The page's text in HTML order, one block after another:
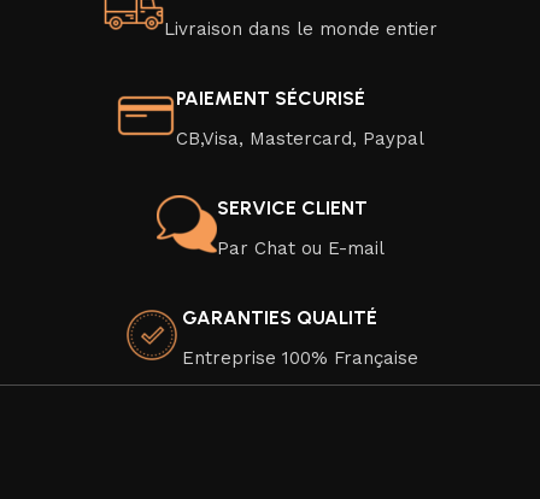
Nos affiches se déclinent dans une palette de couleurs
vibrantes ou en noir et blanc classique, avec une résolution
réalisme saisissant. Transformez facilement l'ambiance de
votre intérieur en un clin d'œil en optant pour une nouvelle
affiche moderne ou une affiche au design captivant.
Veuillez noter que nos affiches sont vendues sans cadre,
mais elles sont soigneusement emballées pour une livraison
l'environnement, car nous attachons une grande importance
à la durabilité de nos produits.
Livraison dans le monde entier
PAIEMENT SÉCURISÉ
CB,Visa, Mastercard, Paypal
SERVICE CLIENT
Par Chat ou E-mail
GARANTIES QUALITÉ
Entreprise 100% Française